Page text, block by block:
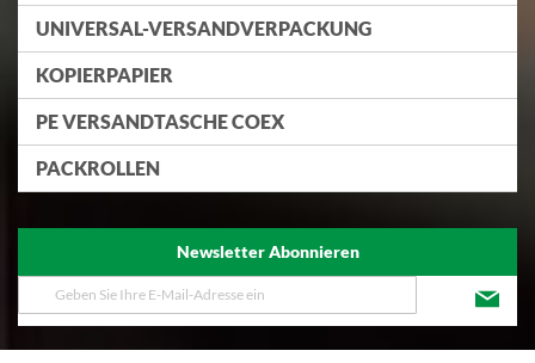
UNIVERSAL-VERSANDVERPACKUNG
KOPIERPAPIER
PE VERSANDTASCHE COEX
PACKROLLEN
Newsletter Abonnieren
Melden
Sie